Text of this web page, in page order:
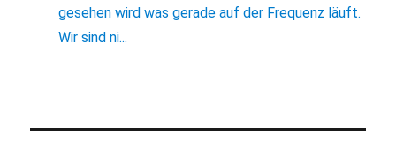
gesehen wird was gerade auf der Frequenz läuft.
Wir sind ni...